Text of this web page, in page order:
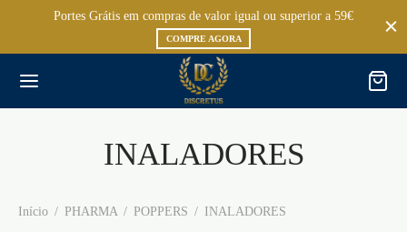
Portes Grátis em compras de valor igual ou superior a 59€
COMPRE AGORA
INALADORES
Início / PHARMA / POPPERS / INALADORES